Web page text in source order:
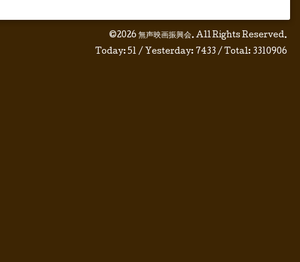
©2026 無声映画振興会. All Rights Reserved.
Today: 51 / Yesterday: 7433 / Total: 3310906